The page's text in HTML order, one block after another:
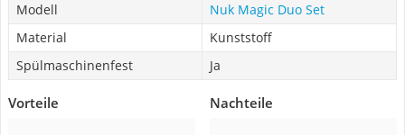
Modell
Nuk Magic Duo Set
Material
Kunststoff
Spülmaschinenfest
Ja
Vorteile Nachteile